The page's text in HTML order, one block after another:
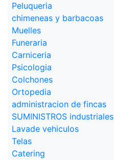
Peluqueria
chimeneas y barbacoas
Muelles
Funeraria
Carniceria
Psicologia
Colchones
Ortopedia
administracion de fincas
SUMINISTROS industriales
Lavade vehiculos
Telas
Catering